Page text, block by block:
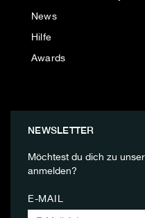
News
Hilfe
Awards
NEWSLETTER
Möchtest du dich zu
anmelden?
E-MAIL